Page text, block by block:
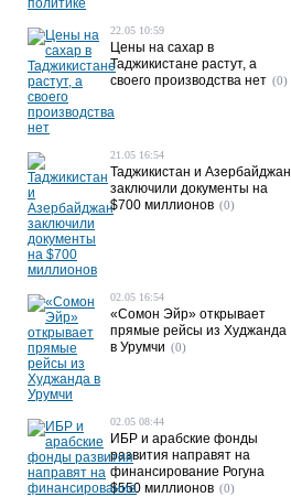
22.05 10:59
Цены на сахар в
Таджикистане растут, а
своего производства нет (0)
21.05 16:54
Таджикистан и Азербайджан
заключили документы на
$700 миллионов (0)
02.05 16:54
«Сомон Эйр» открывает
прямые рейсы из Худжанда
в Урумчи (0)
02.05 08:44
ИБР и арабские фонды
развития направят на
финансирование Рогуна
$550 миллионов (0)